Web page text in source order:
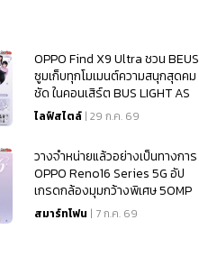
OPPO Find X9 Ultra ชวน BEUS
ซูมเก็บทุกโมเมนต์ความสนุกสุดคม
ชัด ในคอนเสิร์ต BUS LIGHT AS
ONE
ไลฟ์สไตล์ | 29 ก.ค. 69
วางจำหน่ายแล้วอย่างเป็นทางการ
OPPO Reno16 Series 5G อัป
เกรดกล้องมุมกว้างพิเศษ 50MP
กว้าง 0.6x
สมาร์ทโฟน | 7 ก.ค. 69